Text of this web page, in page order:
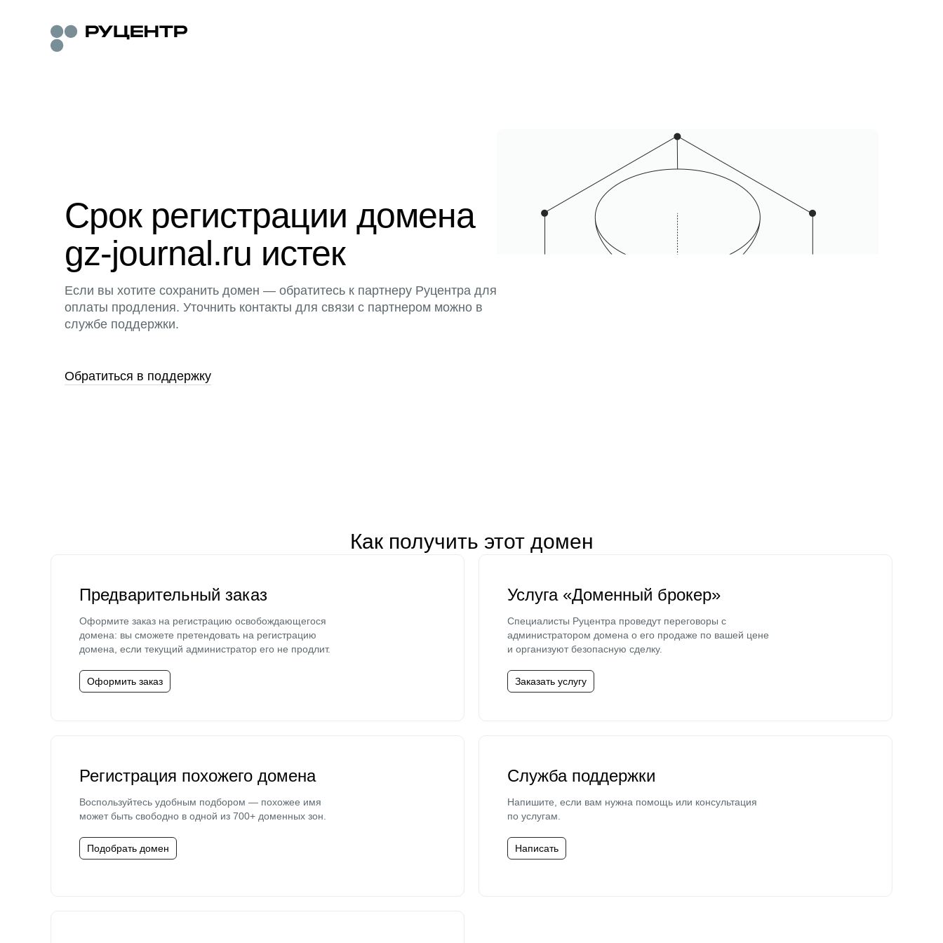
Срок регистрации домена
gz-journal.ru истек
Если вы хотите сохранить домен — обратитесь к партнеру Руцентра для
оплаты продления. Уточнить контакты для связи с партнером можно в
службе поддержки.
Обратиться в поддержку
Как получить этот домен
Предварительный заказ
Оформите заказ на регистрацию освобождающегося
домена: вы сможете претендовать на регистрацию
домена, если текущий администратор его не продлит.
Оформить заказ
Услуга «Доменный брокер»
Специалисты Руцентра проведут переговоры с
администратором домена о его продаже по вашей цене
и организуют безопасную сделку.
Заказать услугу
Регистрация похожего домена
Воспользуйтесь удобным подбором — похожее имя
может быть свободно в одной из 700+ доменных зон.
Подобрать домен
Служба поддержки
Напишите, если вам нужна помощь или консультация
по услугам.
Написать